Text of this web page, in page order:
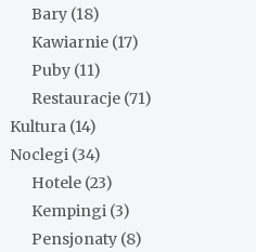
Bary (18)
Kawiarnie (17)
Puby (11)
Restauracje (71)
Kultura (14)
Noclegi (34)
Hotele (23)
Kempingi (3)
Pensjonaty (8)